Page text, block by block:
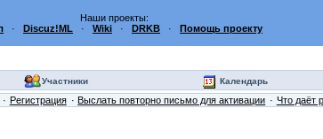
Наши проекты:
· Discuz!ML · Wiki · DRKB · Помощь проекту
Участники Календарь
Регистрация Выслать повторно письмо для активации Что даёт